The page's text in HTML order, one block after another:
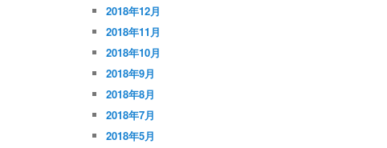
2018年12月
2018年11月
2018年10月
2018年9月
2018年8月
2018年7月
2018年5月